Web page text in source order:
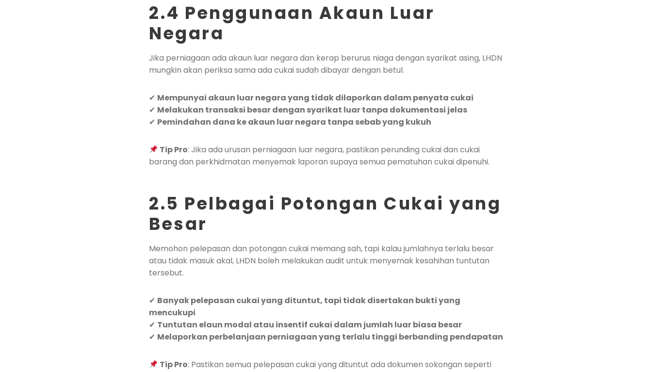
2.4 Penggunaan Akaun Luar
Negara
Jika perniagaan ada akaun luar negara dan kerap berurus niaga dengan syarikat asing, LHDN
mungkin akan periksa sama ada cukai sudah dibayar dengan betul.
✔ Mempunyai akaun luar negara yang tidak dilaporkan dalam penyata cukai
✔ Melakukan transaksi besar dengan syarikat luar tanpa dokumentasi jelas
✔ Pemindahan dana ke akaun luar negara tanpa sebab yang kukuh
Tip Pro: Jika ada urusan perniagaan luar negara, pastikan perunding cukai dan cukai
barang dan perkhidmatan menyemak laporan supaya semua pematuhan cukai dipenuhi.
2.5 Pelbagai Potongan Cukai yang
Besar
Memohon pelepasan dan potongan cukai memang sah, tapi kalau jumlahnya terlalu besar
atau tidak masuk akal, LHDN boleh melakukan audit untuk menyemak kesahihan tuntutan
tersebut.
✔ Banyak pelepasan cukai yang dituntut, tapi tidak disertakan bukti yang
mencukupi
✔ Tuntutan elaun modal atau insentif cukai dalam jumlah luar biasa besar
✔ Melaporkan perbelanjaan perniagaan yang terlalu tinggi berbanding pendapatan
Tip Pro: Pastikan semua pelepasan cukai yang dituntut ada dokumen sokongan seperti